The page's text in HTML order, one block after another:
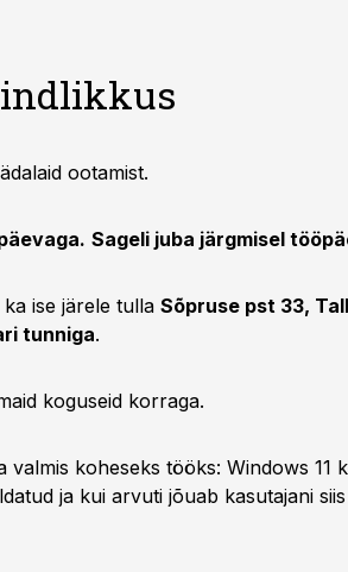
ootamist.
Sageli juba järgmisel
ise järele tulla Sõpruse pst 33,
tunniga.
koguseid korraga.
valmis koheseks tööks: Windows 11
ja kui arvuti jõuab kasutajani